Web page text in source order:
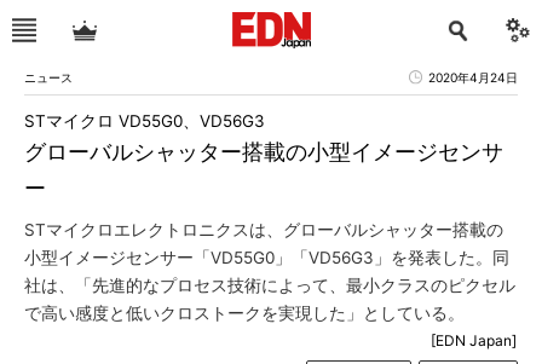
ニュース 2020年4月24日
グローバルシャッター搭載の小型イメージセンサ
ー
STマイクロ VD55G0、VD56G3
STマイクロエレクトロニクスは、グローバルシャッター搭載の
小型イメージセンサー「VD55G0」「VD56G3」を発表した。同
社は、「先進的なプロセス技術によって、最小クラスのピクセル
で高い感度と低いクロストークを実現した」としている。
[EDN Japan]